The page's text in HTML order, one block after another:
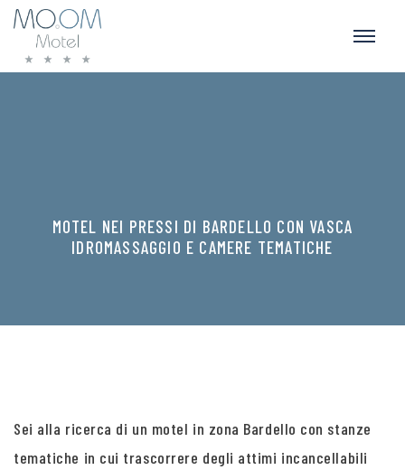
MOTEL NEI PRESSI DI BARDELLO CON VASCA
IDROMASSAGGIO E CAMERE TEMATICHE
Sei alla ricerca di un motel in zona Bardello con stanze
tematiche in cui trascorrere degli attimi incancellabili